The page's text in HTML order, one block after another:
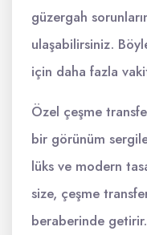
güzergah
ulaşabilirsiniz.
için daha fazla
Özel çeşme
bir görünüm
lüks ve modern
size, çeşme
beraberinde